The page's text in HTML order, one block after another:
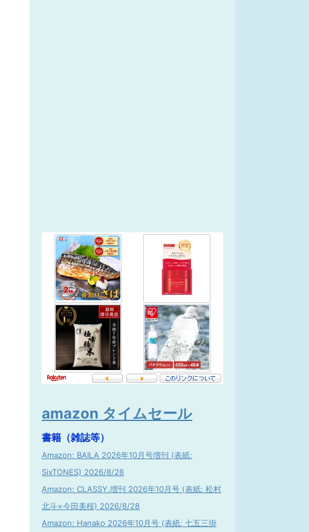
amazon タイムセール
書籍（雑誌等）
Amazon: BAILA 2026年10月号増刊 (表紙:
SixTONES) 2026/8/28
Amazon: CLASSY.増刊 2026年10月号 (表紙: 松村
北斗×今田美桜) 2026/8/28
Amazon: Hanako 2026年10月号 (表紙: 七五三掛